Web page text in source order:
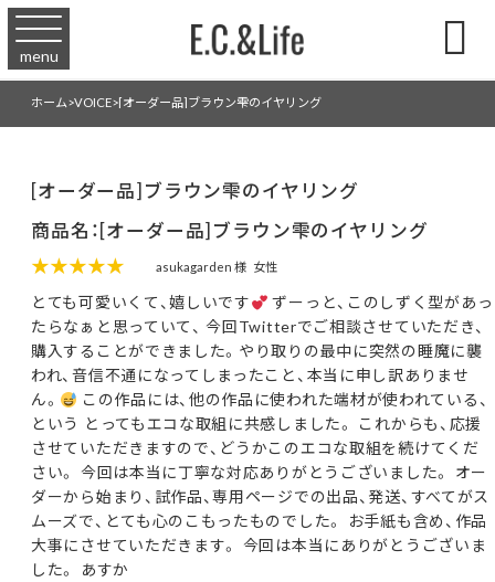
menu 
ホーム>VOICE>[オーダー品]ブラウン雫のイヤリング
[オーダー品]ブラウン雫のイヤリング
商品名：[オーダー品]ブラウン雫のイヤリング
★★★★★
asukagarden 様 女性
とても可愛いくて、嬉しいです
ずーっと、このしずく型があっ
たらなぁと思っていて、 今回Twitterでご相談させていただき、
購入することができました。やり取りの最中に突然の睡魔に襲
われ、音信不通になってしまったこと、本当に申し訳ありませ
ん。
この作品には、他の作品に使われた端材が使われている、
という とってもエコな取組に共感しました。 これからも、応援
させていただきますので、どうかこのエコな取組を続けてくだ
さい。 今回は本当に丁寧な対応ありがとうございました。 オー
ダーから始まり、試作品、専用ページでの出品、発送、すべてがス
ムーズで、とても心のこもったものでした。 お手紙も含め、作品
大事にさせていただきます。 今回は本当にありがとうございま
した。 あすか